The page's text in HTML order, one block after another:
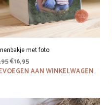
met foto
Oorspronkelijke
prijs
€16,95Huidige
prijs
AAN WINKELWAGEN